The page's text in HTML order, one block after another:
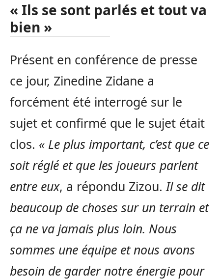
« Ils se sont parlés et tout va
bien »
Présent en conférence de presse
ce jour, Zinedine Zidane a
forcément été interrogé sur le
sujet et confirmé que le sujet était
clos. « Le plus important, c’est que ce
soit réglé et que les joueurs parlent
entre eux, a répondu Zizou. Il se dit
beaucoup de choses sur un terrain et
ça ne va jamais plus loin. Nous
sommes une équipe et nous avons
besoin de garder notre énergie pour